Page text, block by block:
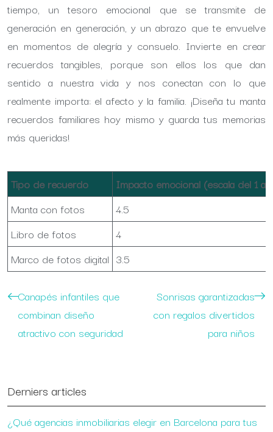
tiempo, un tesoro emocional que se transmite de
generación en generación, y un abrazo que te envuelve
en momentos de alegría y consuelo. Invierte en crear
recuerdos tangibles, porque son ellos los que dan
sentido a nuestra vida y nos conectan con lo que
realmente importa: el afecto y la familia. ¡Diseña tu manta
recuerdos familiares hoy mismo y guarda tus memorias
más queridas!
Tipo de recuerdo
Impacto emocional (escala del 1 al
Manta con fotos
4.5
Libro de fotos
4
Marco de fotos digital 3.5
Canapés infantiles que
combinan diseño
atractivo con seguridad
Sonrisas garantizadas
con regalos divertidos
para niños
Derniers articles
¿Qué agencias inmobiliarias elegir en Barcelona para tus